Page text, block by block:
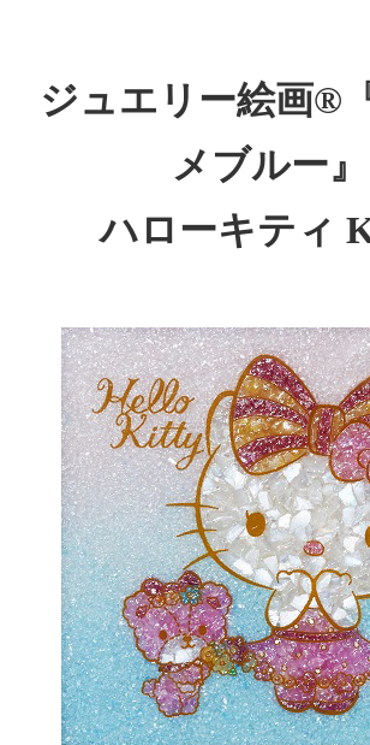
ジュエリー絵画®
メブルー』
ハローキティ